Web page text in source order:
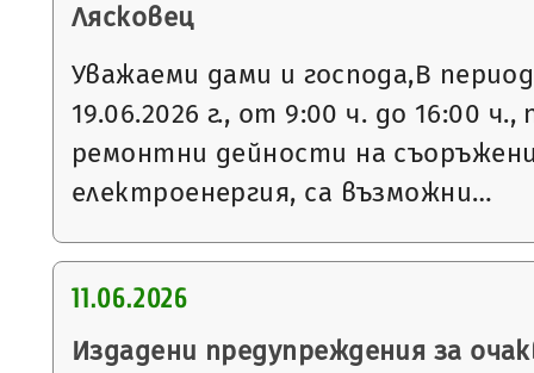
Лясковец
Уважаеми дами и господа,В
19.06.2026 г., от 9:00 ч. до 16:00
ремонтни дейности на
електроенергия, са възможни…
11.06.2026
Издадени предупреждения за